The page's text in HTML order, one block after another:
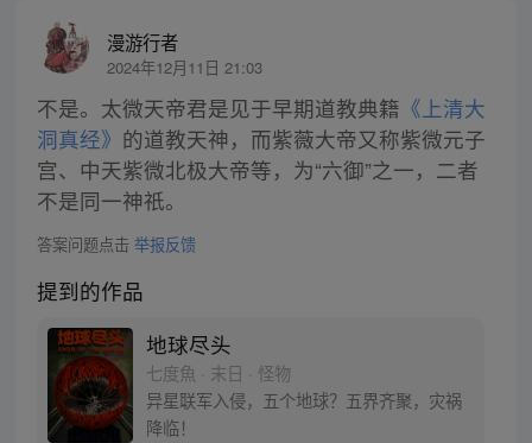
漫游行者
2024年12月11日 21:03
不是。太微天帝君是见于早期道教典籍 《上清大
洞真经》 的道教天神，而紫薇大帝又称紫微元子
宫、中天紫微北极大帝等，为“六御”之一，二者
不是同一神祇。
答案问题点击 举报反馈
提到的作品
地球尽头
七度魚 · 末日 · 怪物
异星联军入侵，五个地球？五界齐聚，灾祸
降临！